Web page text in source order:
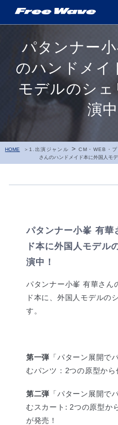
パタンナー
のハンドメイ
モデルのシ
演中
HOME 1.出演ジャンル >CM・WEB・
さんのハンドメイド本に外国人モ
パタンナー小峯 有華
ド本に外国人モデル
演中！
パタンナー小峯 有華さん
ド本に、外国人モデルの
す。
第一弾 「パターン展開で
むパンツ：2つの原型か
第二弾 「パターン展開で
むスカート: 2つの原型か
が発売！